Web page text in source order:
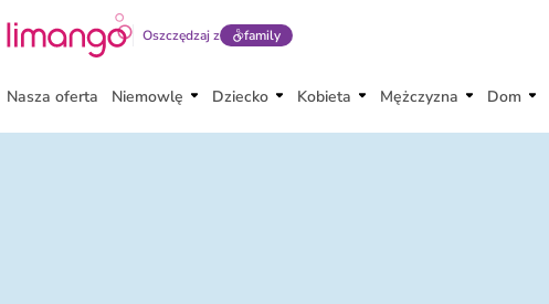
Oszczędzaj z family
Nasza oferta Niemowlę Dziecko Kobieta Mężczyzna Dom